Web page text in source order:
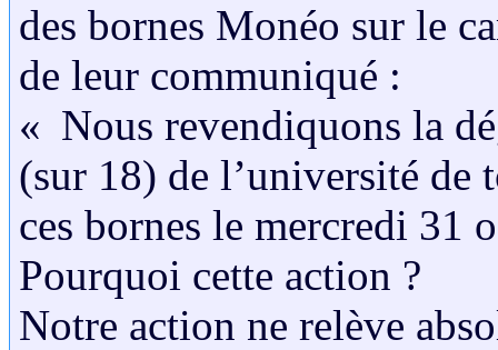
des bornes Monéo sur le
de leur communiqué :
« Nous revendiquons la
(sur 18) de l’université de
ces bornes le mercredi 31
Pourquoi cette action ?
Notre action ne relève